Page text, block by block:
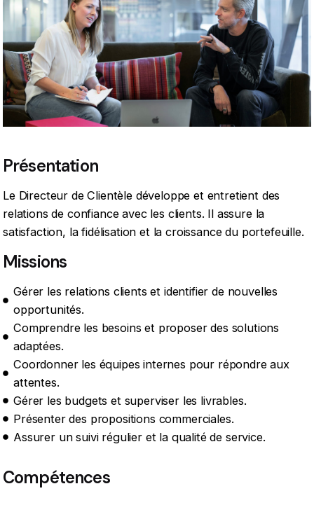
Présentation
Le Directeur de Clientèle développe et entretient des
relations de confiance avec les clients. Il assure la
satisfaction, la fidélisation et la croissance du portefeuille.
Missions
Gérer les relations clients et identifier de nouvelles
opportunités.
Comprendre les besoins et proposer des solutions
adaptées.
Coordonner les équipes internes pour répondre aux
attentes.
Gérer les budgets et superviser les livrables.
Présenter des propositions commerciales.
Assurer un suivi régulier et la qualité de service.
Compétences